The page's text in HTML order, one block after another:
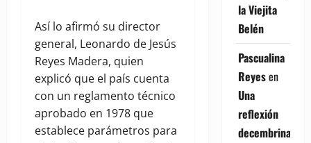
Así lo afirmó su director
general, Leonardo de Jesús
Reyes Madera, quien
explicó que el país cuenta
con un reglamento técnico
aprobado en 1978 que
establece parámetros para
la Viejita
Belén
Pascualina
Reyesen
Una
reflexión
decembrina